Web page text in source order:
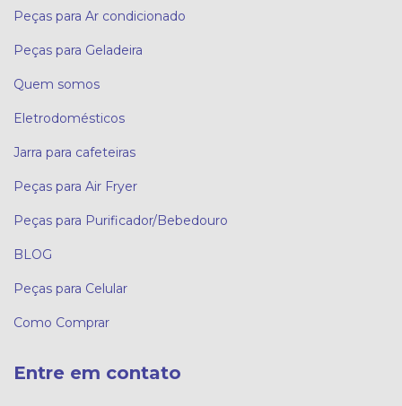
Peças para Ar condicionado
Peças para Geladeira
Quem somos
Eletrodomésticos
Jarra para cafeteiras
Peças para Air Fryer
Peças para Purificador/Bebedouro
BLOG
Peças para Celular
Como Comprar
Entre em contato